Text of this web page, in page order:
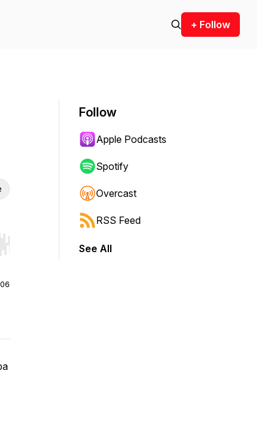
+ Follow
Hold shift to jump forward or backward.
Follow
Apple Podcasts
Spotify
Overcast
RSS Feed
See All